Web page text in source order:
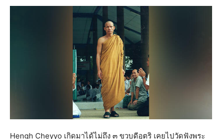
Hengh Cheyyo เกิดมาได้ไม่ถึง ๓ ขวบดีอุตริ เคยไปวัดฟังพระ